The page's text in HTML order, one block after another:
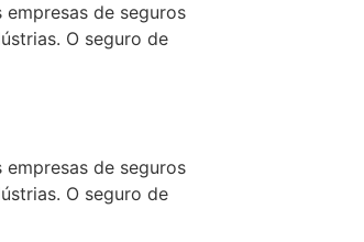
empresas de seguros
O seguro de
empresas de seguros
O seguro de